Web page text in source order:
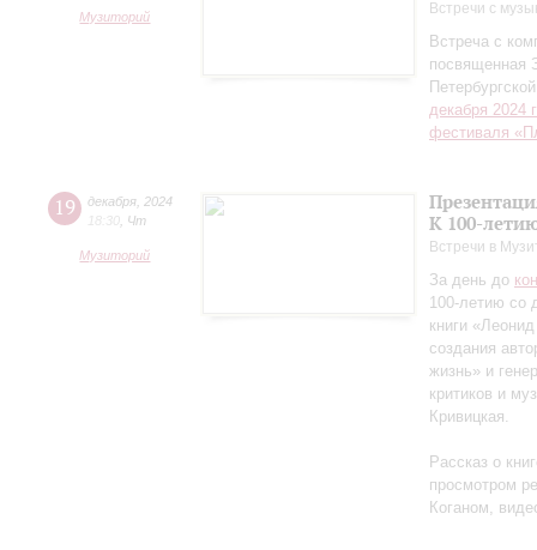
Музиторий Встречи с
Встреча с
посвященная
декабря 2024
фестиваля
19 декабря 2024
18:30 Чт
Музиторий
К 100-
Встречи в
За день до
100-летию со
книги
создания
жизнь» и
критиков и
Кривицкая.
Рассказ о
просмотром
Коганом,